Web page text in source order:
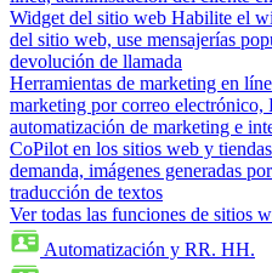
Widget del sitio web Habilite el
del sitio web, use mensajerías
devolución de llamada
Herramientas de marketing en
marketing por correo electrónico,
automatización de marketing e
CoPilot en los sitios web y tiendas
demanda, imágenes generadas
traducción de textos
Ver todas las funciones de sitios
Automatización y RR. HH.